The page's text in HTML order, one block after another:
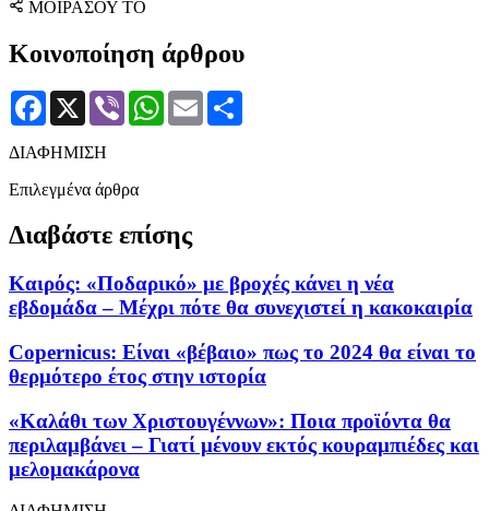
ΜΟΙΡΑΣΟΥ ΤΟ
Κοινοποίηση άρθρου
Facebook
X Viber WhatsApp
Email
ΔΙΑΦΗΜΙΣΗ
Επιλεγμένα άρθρα
Διαβάστε επίσης
Καιρός: «Ποδαρικό» με βροχές κάνει η νέα
εβδομάδα – Μέχρι πότε θα συνεχιστεί η κακοκαιρία
Copernicus: Είναι «βέβαιο» πως το 2024 θα είναι το
θερμότερο έτος στην ιστορία
«Καλάθι των Χριστουγέννων»: Ποια προϊόντα θα
περιλαμβάνει – Γιατί μένουν εκτός κουραμπιέδες και
μελομακάρονα